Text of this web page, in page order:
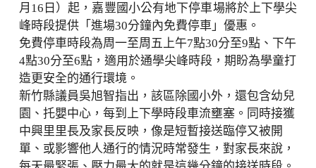
月16日）起，嘉豐國小公有地下停車場將於上下學尖
峰時段提供「進場30分鐘內免費停車」優惠。
免費停車時段為周一至周五上午7點30分至9點、下午
4點30分至6點，適用於通學尖峰時段，期盼為學童打
造更安全的通行環境。
新竹縣議員吳旭智指出，該區除國小外，還包含幼兒
園、托嬰中心，每到上下學時段車流壅塞。同時接獲
中興里里長及家長反映，像是短暫接送臨停又被開
單、或影響他人通行的情況時常發生，對家長來說，